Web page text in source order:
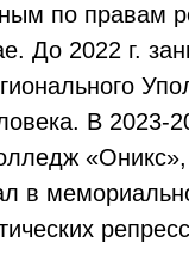
по правам
До 2022 г.
В 2023-
в